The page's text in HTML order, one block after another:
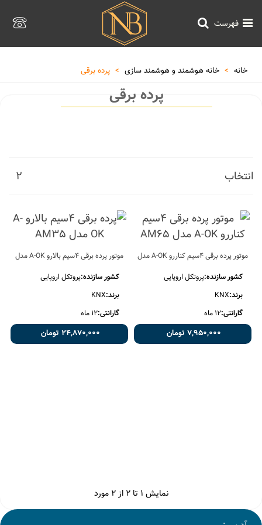
فهرست
خانه > خانه هوشمند و هوشمند سازی > پرده برقی
پرده برقی
انتخاب 2
موتور پرده برقی 4سیم کناررو A-OK مدل
کشور سازنده:پروتکل اروپایی
برند:KNX
گارانتی:12 ماه
7,950,000 تومان
موتور پرده برقی 4سیم بالارو A-OK مدل
کشور سازنده:پروتکل اروپایی
برند:KNX
گارانتی:12 ماه
24,870,000 تومان
نمایش 1 تا 2 از 2 مورد